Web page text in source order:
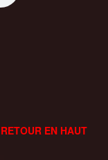
RETOUR EN HAUT